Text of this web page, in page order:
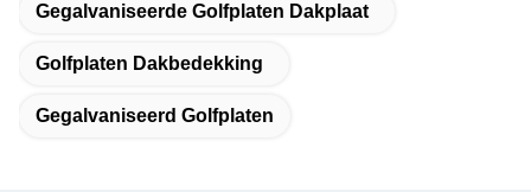
Gegalvaniseerde Golfplaten Dakplaat
Golfplaten Dakbedekking
Gegalvaniseerd Golfplaten